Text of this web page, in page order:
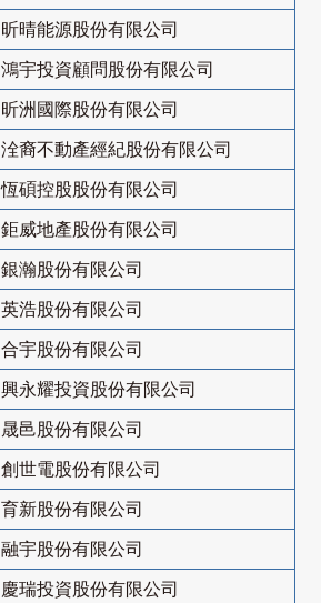
昕晴能源股份有限公司
鴻宇投資顧問股份有限公司
昕洲國際股份有限公司
洤裔不動產經紀股份有限公司
恆碩控股股份有限公司
鉅威地產股份有限公司
銀瀚股份有限公司
英浩股份有限公司
合宇股份有限公司
興永耀投資股份有限公司
晟邑股份有限公司
創世電股份有限公司
育新股份有限公司
融宇股份有限公司
慶瑞投資股份有限公司